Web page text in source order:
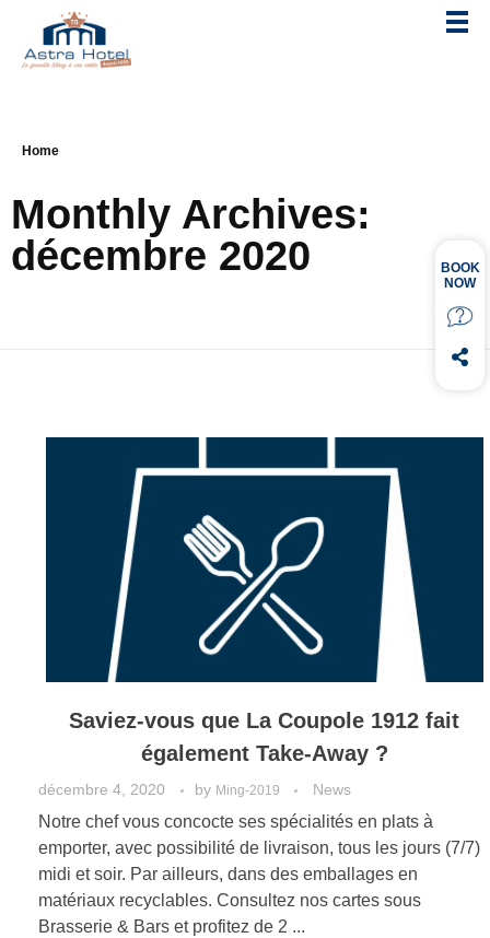
Home
Monthly Archives:
décembre 2020
Saviez-vous que La Coupole 1912 fait
également Take-Away ?
décembre 4, 2020 by Ming-2019 News
Notre chef vous concocte ses spécialités en plats à
emporter, avec possibilité de livraison, tous les jours (7/7)
midi et soir. Par ailleurs, dans des emballages en
matériaux recyclables. Consultez nos cartes sous
Brasserie & Bars et profitez de 2 ...